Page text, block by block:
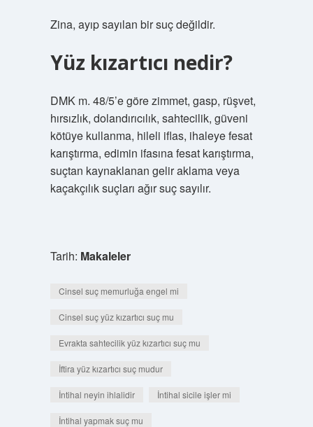
Zina, ayıp sayılan bir suç değildir.
Yüz kızartıcı nedir?
DMK m. 48/5’e göre zimmet, gasp, rüşvet,
hırsızlık, dolandırıcılık, sahtecilik, güveni
kötüye kullanma, hileli iflas, ihaleye fesat
karıştırma, edimin ifasına fesat karıştırma,
suçtan kaynaklanan gelir aklama veya
kaçakçılık suçları ağır suç sayılır.
Tarih: Makaleler
Cinsel suç memurluğa engel mi
Cinsel suç yüz kızartıcı suç mu
Evrakta sahtecilik yüz kızartıcı suç mu
İftira yüz kızartıcı suç mudur
İntihal neyin ihlalidir İntihal sicile işler mi
İntihal yapmak suç mu